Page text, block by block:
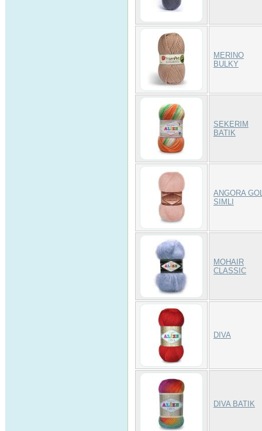
MERINO
BULKY
SEKERIM
BATIK
ANGORA
SIMLI
MOHAIR
CLASSIC
DIVA
DIVA BATIK